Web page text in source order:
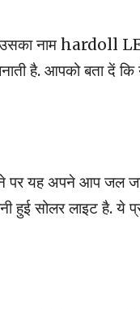
हैं. उसका नाम
है. आपको बता दें
पर यह अपने आप जल
हुई सोलर लाइट है. ये